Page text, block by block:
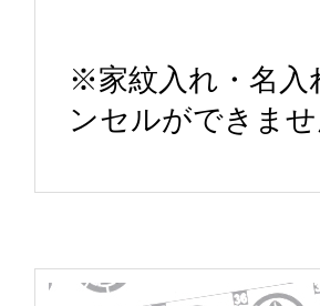
※家紋入れ・名入
ンセルができま